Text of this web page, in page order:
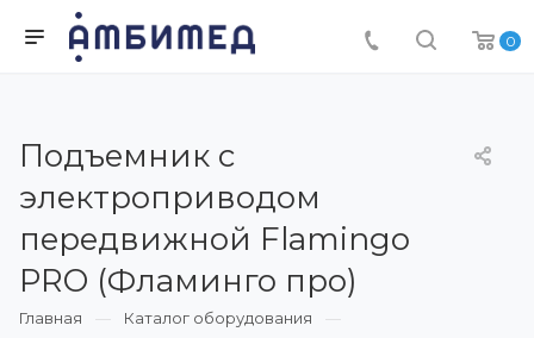
0
Подъемник с
электроприводом
передвижной Flamingo
PRO (Фламинго про)
Главная
Каталог оборудования